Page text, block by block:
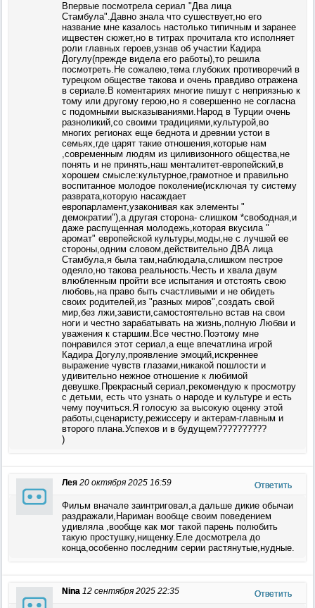
Впервые посмотрела сериал "Два лица
Стамбула".Давно знала что сушествует,но его
название мне казалось настолько типичным и заранее
ищвестен сюжет,но в титрах прочитала кто исполняет
роли главных героев,узнав об участии Кадира
Догулу(прежде видела его работы),то решила
посмотреть.Не сожалею,тема глубоких противоречий в
турецком обществе такова и очень правдиво отражена
в сериале.В коментариях многие пишут с неприязнью к
тому или другому герою,но я совершенно не согласна
с подомными высказываниями.Народ в Турции очень
разноликий,со своими традициями,культурой,во
многих регионах еще беднота и древнии устои в
семьях,где царят такие отношения,которые нам
,современным людям из циливизонного общества,не
понять и не принять,наш менталитет-европейский,в
хорошем смысле:культурное,грамотное и правильно
воспитанное молодое поколение(исключая ту систему
разврата,которую насаждает
европарламент,узаконивая как элементы "
демократии"),а другая сторона- слишком *свободная,и
даже распущенная молодежь,которая вкусила "
аромат" европейской культуры,моды,не с лучшей ее
стороны,одним словом,действительно ДВА лица
Стамбула,я была там,наблюдала,слишком пестрое
одеяло,но такова реальность.Честь и хвала двум
влюбленным пройти все испытания и отстоять свою
любовь,на право быть счастливыми и не обидеть
своих родителей,из "разных миров",создать свой
мир,без лжи,зависти,самостоятельно встав на свои
ноги и честно зарабатывать на жизнь,полную Любви и
уважения к старшим.Все честно.Поэтому мне
понравился этот сериал,а еще впечатлина игрой
Кадира Догулу,проявление эмоций,искреннее
выражение чувств глазами,никакой пошлости и
удивительно нежное отношение к любимой
девушке.Прекрасный сериал,рекомендую к просмотру
с детьми, есть что узнать о народе и культуре и есть
чему поучиться.Я голосую за высокую оценку этой
работы,сценаристу,режиссеру и актерам-главным и
второго плана.Успехов и в будущем??????????
)
Лея 20 октября 2025 16:59 Ответить
Фильм вначале заинтриговал,а дальше дикие обычаи
раздражали,Нариман вообще своим поведением
удивляла ,вообще как мог такой парень полюбить
такую простушку,нищенку.Еле досмотрела до
конца,особенно последним серии растянутые,нудные.
Nina 12 сентября 2025 22:35 Ответить